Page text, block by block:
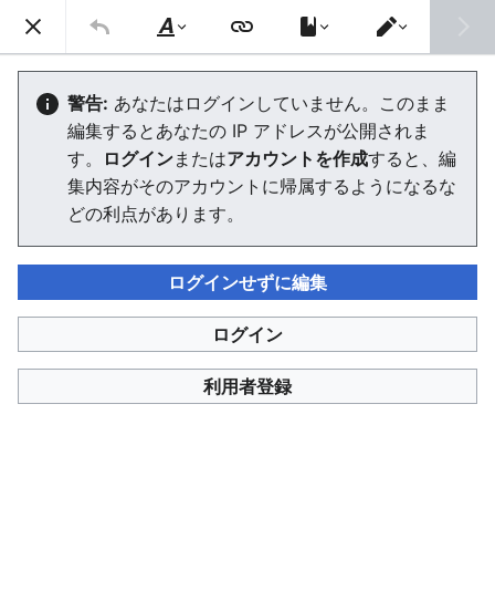
信号機Wiki
歩行者専用現示方式
エディターを読み込んでいます。このメッセージが引き続
き表示される場合、ページを再読み込み してください。
信号機Wiki
このページは 1,114 回アクセスされました。
プライバシー・ポリシー
信号機Wikiについて
免責事項
Cookieの使用について
文
字
の
修
飾
エ
デ
ィ
タ
ー
を
切
り
替
警告: あなたはログインしていません。このまま
編集するとあなたの IP アドレスが公開されま
す。
ログインまたはアカウントを作成すると、編
集内容がそのアカウントに帰属するようになるな
どの利点があります。
ログインせずに編集
ログイン
利用者登録